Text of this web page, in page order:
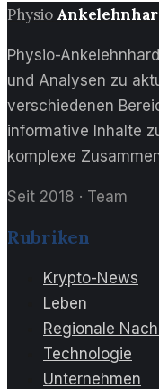
Physio
Physio-
und Analysen zu
verschiedenen
informative Inhalte
komplexe
Seit 2018 · Team
Rubriken
Krypto-News
Leben
Regionale
Technologie
Unternehmen